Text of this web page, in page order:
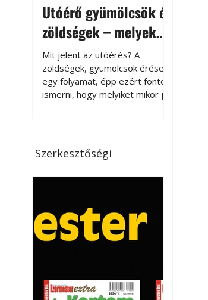
Utóérő gyümölcsök és
zöldségek – melyek
érnek tovább leszedés
után?
Mit jelent az utóérés? A
zöldségek, gyümölcsök érése
egy folyamat, épp ezért fontos
ismerni, hogy melyiket mikor jó
paradicsomot sokszor
gazdasági érettségben, azaz
Utóérik eközben, de nem lesz
olyan ízű, mint amit a saját
kertünkben, biológiai
tárolható h
Szerkesztőségi